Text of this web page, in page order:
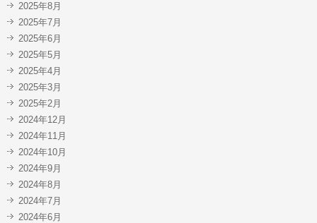
2025年8月
2025年7月
2025年6月
2025年5月
2025年4月
2025年3月
2025年2月
2024年12月
2024年11月
2024年10月
2024年9月
2024年8月
2024年7月
2024年6月